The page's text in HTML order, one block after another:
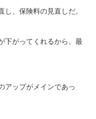
、保険料の見直しだ。
下がってくれるから、最
アップがメインであっ